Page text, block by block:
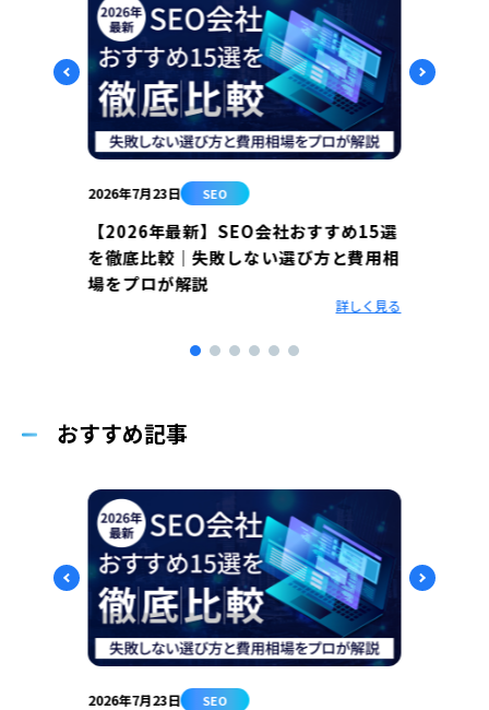
2026年7月23日 SEO
【2026年最新】SEO会社おすすめ15選
を徹底比較｜失敗しない選び方と費用相
場をプロが解説
詳しく見る
おすすめ記事
2026年7月23日 SEO